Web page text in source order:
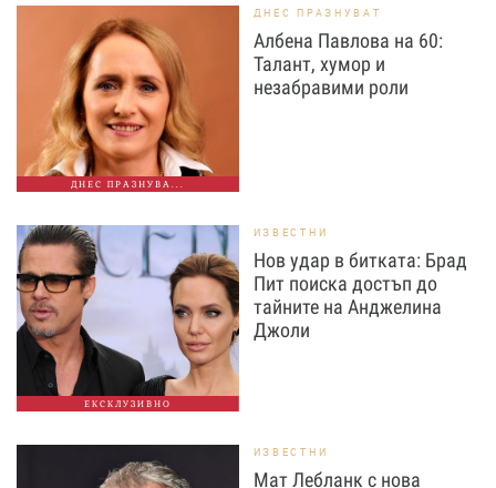
ДНЕС ПРАЗНУВА...
ДНЕС ПРАЗНУВАТ
Албена Павлова на 60:
Талант, хумор и
незабравими роли
ЕКСКЛУЗИВНО
ИЗВЕСТНИ
Нов удар в битката: Брад
Пит поиска достъп до
тайните на Анджелина
Джоли
ИЗВЕСТНИ
Мат Лебланк с нова